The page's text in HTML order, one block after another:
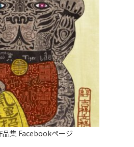
品集 Facebookページ